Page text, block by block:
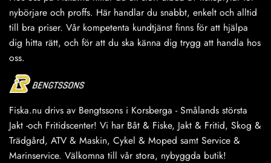
nybörjare och proffs. Här handlar du snabbt, enkelt och alltid
till bra priser. Vår kompetenta kundtjänst finns för att hjälpa
dig hitta rätt, och för att du ska känna dig trygg att handla hos
oss.
Fiska.nu drivs av Bengtssons i Korsberga - Smålands största
Jakt -och Fritidscenter! Vi har Båt & Fiske, Jakt & Fritid, Skog &
Trädgård, ATV & Maskin, Cykel & Moped samt Service &
Marinservice. Välkomna till vår stora, nybyggda butik!